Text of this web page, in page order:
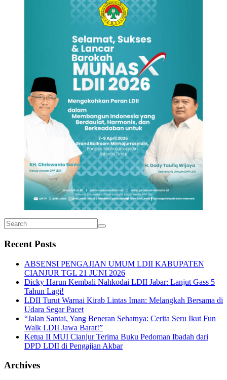
Recent Posts
ABSENSI PENGAJIAN UMUM LDII KABUPATEN
CIANJUR TGL 21 JUNI 2026
Dicky Harun Kembali Nahkodai LDII Jabar: Lanjut Gass 5
Tahun Lagi!
LDII Turut Warnai Kirab Lintas Iman: Melangkah Bersama di
Udara Segar Pacet
“Jalan Santai, Yang Beneran Sehatnya: Cerita Seru Ikut Fun
Walk LDII Jawa Barat!”
Ketua II MUI Cianjur Terima Buku Pedoman Ibadah dari
DPD LDII di Pengajian Akbar
Archives